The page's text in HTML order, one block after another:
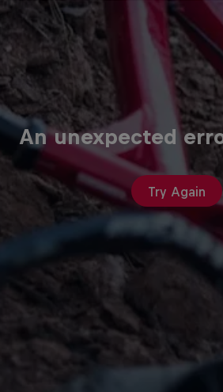
An unexpected
Try Again